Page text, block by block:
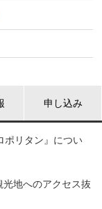
申し込み
ポリタン』につい
地へのアクセス抜